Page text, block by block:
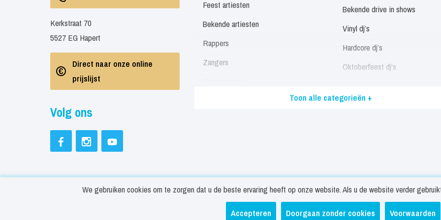
Sinterklaas Show
30 minuten
30 minuten
Handsome Poets In overleg
Tape optreden NL
30 minuten
Kerkstraat 70
5527 EG Hapert
Direct naar onze online
prijslijst
Volg ons
Feest artiesten
Bekende artiesten
Rappers
Zangers
Feest artiesten
Beste zangers
Bekende drive in shows
Vinyl dj’s
Hardcore dj’s
Oktoberfeest dj’s
Alle dj’s
Singer songwriters
Solist
Pianist
Toon alle categorieën +
Cookies intrekken Nieuws Contact Privacy- en
We gebruiken cookies om te zorgen dat u de beste ervaring heeft op onze website. Als u de website verder
Accepteren Doorgaan zonder cookies Voorwaarden